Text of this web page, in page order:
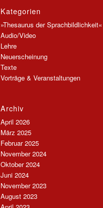
Kategorien
»Thesaurus der Sprachbildlichkeit«
Audio/Video
Lehre
Neuerscheinung
Texte
Vorträge & Veranstaltungen
Archiv
April 2026
März 2025
Februar 2025
November 2024
Oktober 2024
Juni 2024
November 2023
August 2023